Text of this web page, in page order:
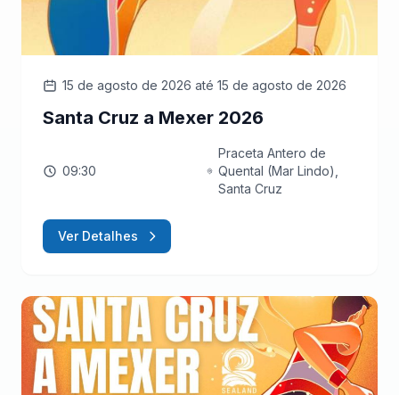
15 de agosto de 2026 até 15 de agosto de 2026
Santa Cruz a Mexer 2026
09:30
Praceta Antero de
Quental (Mar Lindo),
Santa Cruz
Ver Detalhes